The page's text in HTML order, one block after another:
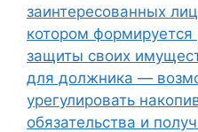
заинтересованных
котором
защиты своих
для должника —
урегулировать
обязательства и